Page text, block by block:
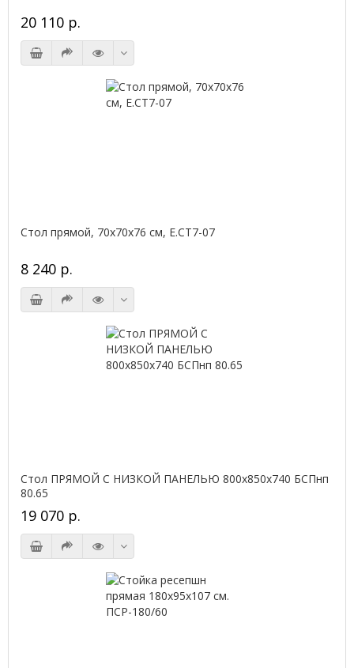
20 110 р.
Стол прямой, 70x70x76 см, Е.СТ7-07
8 240 р.
Стол ПРЯМОЙ С НИЗКОЙ ПАНЕЛЬЮ 800х850х740 БСПнп
80.65
19 070 р.